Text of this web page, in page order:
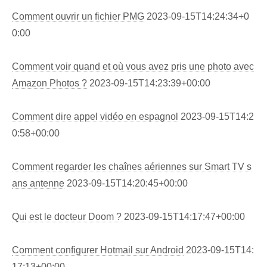
Comment ouvrir un fichier PMG 2023-09-15T14:24:34+0
0:00
Comment voir quand et où vous avez pris une photo avec
Amazon Photos ? 2023-09-15T14:23:39+00:00
Comment dire appel vidéo en espagnol 2023-09-15T14:2
0:58+00:00
Comment regarder les chaînes aériennes sur Smart TV s
ans antenne 2023-09-15T14:20:45+00:00
Qui est le docteur Doom ? 2023-09-15T14:17:47+00:00
Comment configurer Hotmail sur Android 2023-09-15T14: